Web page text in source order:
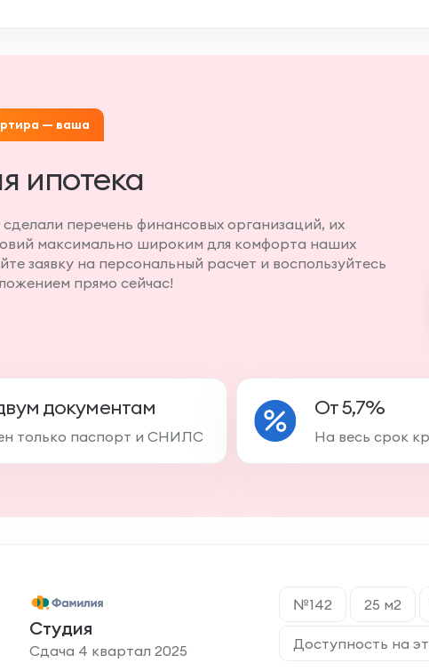
— ваша
ипотека
перечень финансовых организаций, их
максимально широким для комфорта наших
заявку на персональный расчет и воспользуйтесь
прямо сейчас!
документам
только паспорт и СНИЛС
От 5,7%
На весь срок
Студия
Сдача 4 квартал 2025
№142 25 м2
Доступность на